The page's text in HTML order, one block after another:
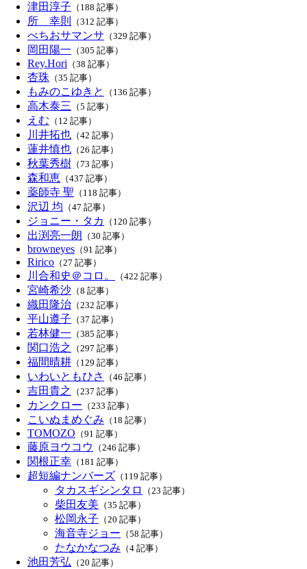
津田淳子 （188 記事）
所 幸則 （312 記事）
べちおサマンサ （329 記事）
岡田陽一 （305 記事）
Rey.Hori （38 記事）
杏珠 （35 記事）
もみのこゆきと （136 記事）
高木泰三 （5 記事）
えむ （12 記事）
川井拓也 （42 記事）
蓮井慎也 （26 記事）
秋葉秀樹 （73 記事）
森和恵 （437 記事）
薬師寺 聖 （118 記事）
沢辺 均 （47 記事）
ジョニー・タカ （120 記事）
出渕亮一朗 （30 記事）
browneyes （91 記事）
Ririco （27 記事）
川合和史＠コロ。 （422 記事）
宮崎希沙 （8 記事）
織田隆治 （232 記事）
平山遵子 （37 記事）
若林健一 （385 記事）
関口浩之 （297 記事）
福間晴耕 （129 記事）
いわいともひさ （46 記事）
吉田貴之 （237 記事）
カンクロー （233 記事）
こいぬまめぐみ （18 記事）
TOMOZO （91 記事）
藤原ヨウコウ （246 記事）
関根正幸 （181 記事）
超短編ナンバーズ （119 記事）
タカスギシンタロ （23 記事）
柴田友美 （35 記事）
松岡永子 （20 記事）
海音寺ジョー （58 記事）
たなかなつみ （4 記事）
池田芳弘 （20 記事）